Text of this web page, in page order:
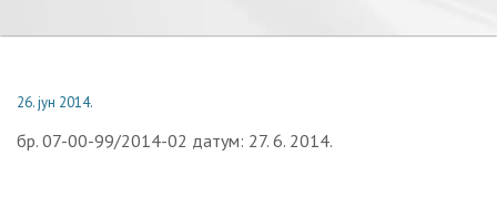
26. јун 2014.
бр. 07-00-99/2014-02 датум: 27. 6. 2014.